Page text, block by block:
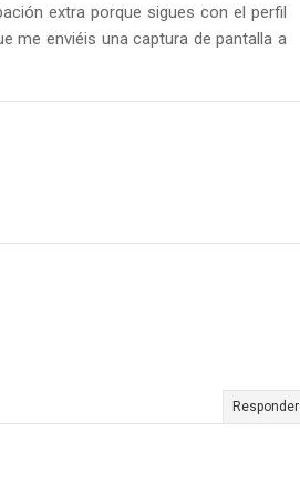
extra porque sigues con el perfil
me enviéis una captura de pantalla a
Responder